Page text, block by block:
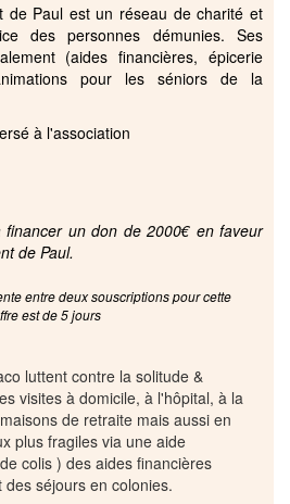
de Paul est un réseau de charité et
des personnes démunies. Ses
(aides financières, épicerie
pour les séniors de la
à l'association
financer un don de 2000€ en faveur
de Paul.
entre deux souscriptions pour cette
est de 5 jours
luttent contre la solitude &
visites à domicile, à l'hôpital, à la
de retraite mais aussi en
plus fragiles via une aide
colis ) des aides financières
séjours en colonies.